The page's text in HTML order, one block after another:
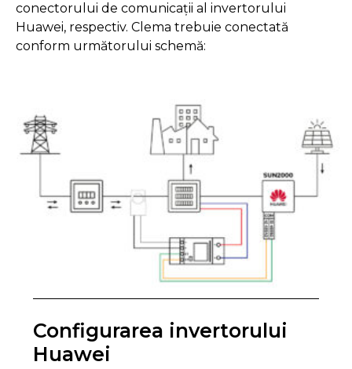
conectorului de comunicații al invertorului
Huawei, respectiv. Clema trebuie conectată
conform următorului schemă:
Configurarea invertorului
Huawei